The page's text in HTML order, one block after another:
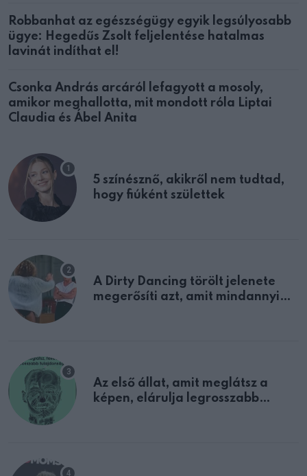
Robbanhat az egészségügy egyik legsúlyosabb
ügye: Hegedűs Zsolt feljelentése hatalmas
lavinát indíthat el!
Csonka András arcáról lefagyott a mosoly,
amikor meghallotta, mit mondott róla Liptai
Claudia és Ábel Anita
5 színésznő, akikről nem tudtad,
hogy fiúként születtek
A Dirty Dancing törölt jelenete
megerősíti azt, amit mindannyian
Az első állat, amit meglátsz a
képen, elárulja legrosszabb